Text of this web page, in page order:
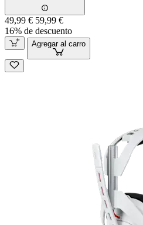
49,99 € 59,99 €
16% de descuento
Agregar al carro